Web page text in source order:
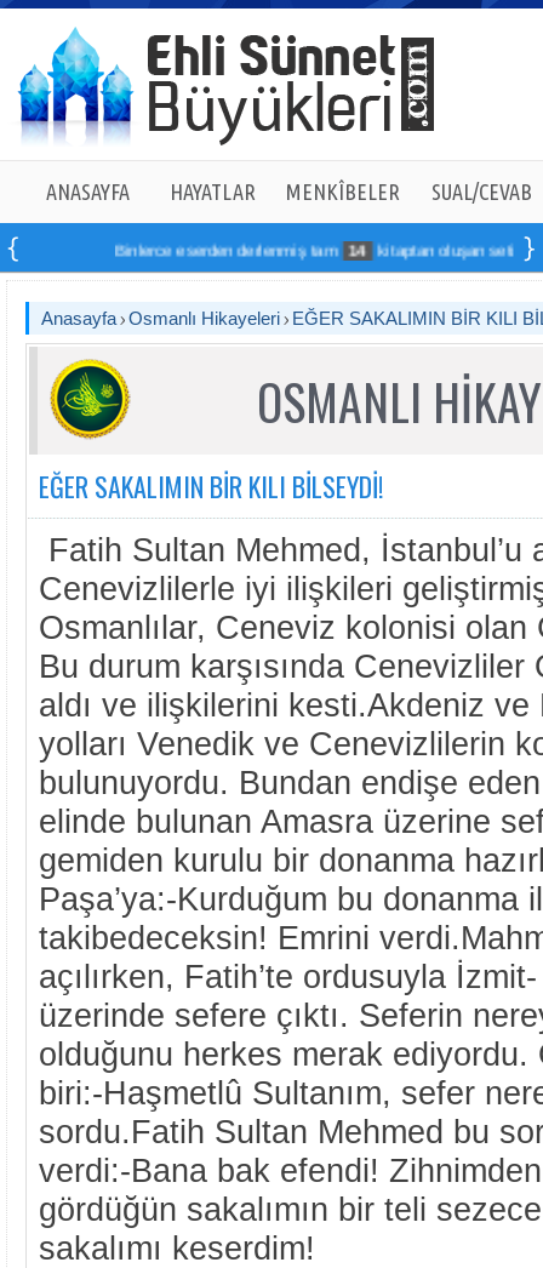
ANASAYFA HAYATLAR MENKÎBELER SUAL/CEVAB
Binlerce eserden derlenmiş tam 14 kitaptan oluşan seti online
Anasayfa Osmanlı Hikayeleri EĞER SAKALIMIN BİR KILI
OSMANLI
EĞER SAKALIMIN BİR KILI BİLSEYDİ!
Fatih Sultan Mehmed, İstanbul’u
Cenevizlilerle iyi ilişkileri
Osmanlılar, Ceneviz kolonisi olan
Bu durum karşısında Cenevizliler
aldı ve ilişkilerini kesti.Akdeniz
yolları Venedik ve Cenevizlilerin
bulunuyordu. Bundan endişe
elinde bulunan Amasra üzerine
gemiden kurulu bir donanma
Paşa’ya:-Kurduğum bu donanma
takibedeceksin! Emrini
açılırken, Fatih’te ordusuyla
üzerinde sefere çıktı. Seferin
olduğunu herkes merak ediyordu.
biri:-Haşmetlû Sultanım, sefer
sordu.Fatih Sultan Mehmed bu
verdi:-Bana bak efendi!
gördüğün sakalımın bir teli
sakalımı keserdim!